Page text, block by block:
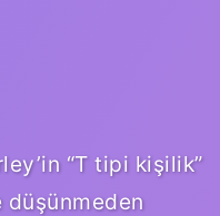
“T tipi kişilik”
düşünmeden